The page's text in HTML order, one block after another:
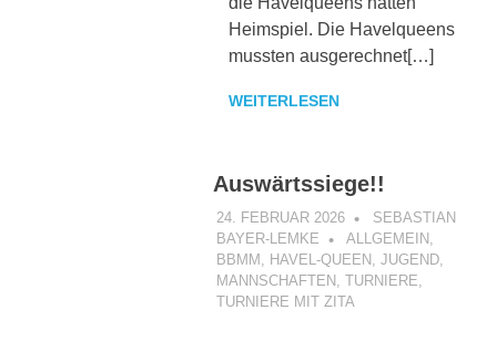
Heimspiel. Die Havelqueens
mussten ausgerechnet[…]
WEITERLESEN
Auswärtssiege!!
24. FEBRUAR 2026
SEBASTIAN
BAYER-LEMKE
ALLGEMEIN ,
BBMM , HAVEL-QUEEN , JUGEND,
MANNSCHAFTEN , TURNIERE,
TURNIERE MIT ZITA